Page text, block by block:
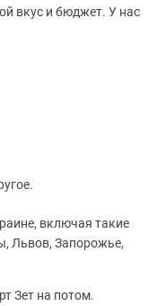
вкус и бюджет. У нас
включая такие
Львов, Запорожье,
Зет на потом.